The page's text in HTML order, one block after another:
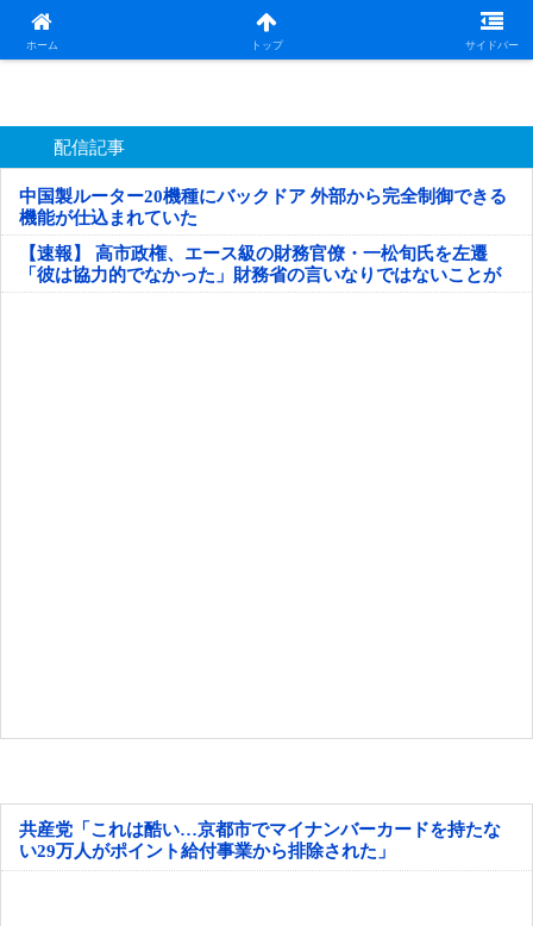
ホーム トップ サイドバー
日本第一！ニュース録
配信記事
中国製ルーター20機種にバックドア 外部から完全制御できる
機能が仕込まれていた
【速報】 高市政権、エース級の財務官僚・一松旬氏を左遷
「彼は協力的でなかった」財務省の言いなりではないことが
判明
共産党「これは酷い…京都市でマイナンバーカードを持たな
い29万人がポイント給付事業から排除された」